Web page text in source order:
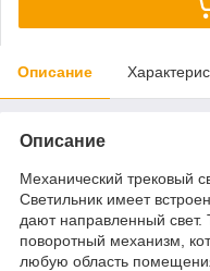
Описание
Описание
Механический трековый
Светильник имеет
дают направленный свет.
поворотный механизм,
любую область